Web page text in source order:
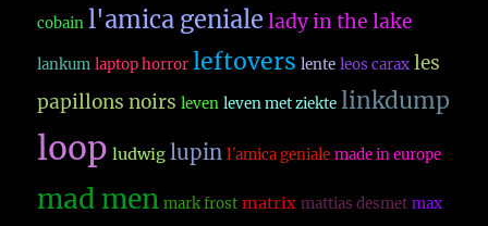
cobain l'amica geniale lady in the lake
lankum laptop horror leftovers lente leos carax les
papillons noirs leven leven met ziekte linkdump
loop ludwig lupin l´amica geniale made in europe
mad men mark frost matrix mattias desmet max